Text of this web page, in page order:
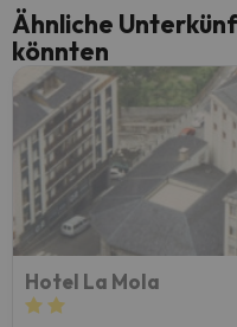
Ähnliche
könnten
Hotel La Mola